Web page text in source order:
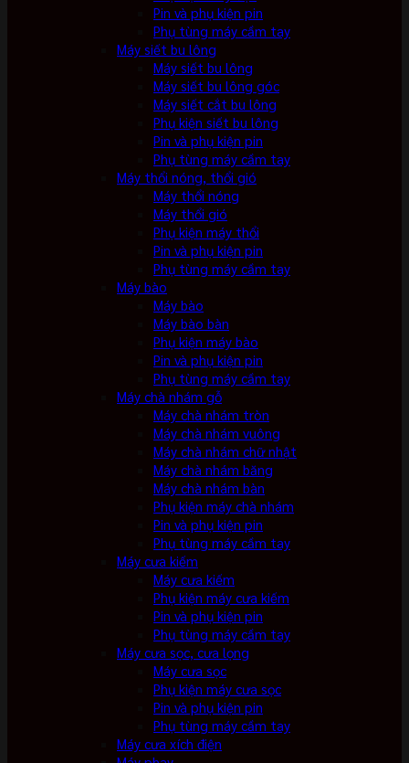
Pin và phụ kiện pin
Phụ tùng máy cầm tay
Máy siết bu lông
Máy siết bu lông
Máy siết bu lông góc
Máy siết cắt bu lông
Phụ kiện siết bu lông
Pin và phụ kiện pin
Phụ tùng máy cầm tay
Máy thổi nóng, thổi gió
Máy thổi nóng
Máy thổi gió
Phụ kiện máy thổi
Pin và phụ kiện pin
Phụ tùng máy cầm tay
Máy bào
Máy bào
Máy bào bàn
Phụ kiện máy bào
Pin và phụ kiện pin
Phụ tùng máy cầm tay
Máy chà nhám gỗ
Máy chà nhám tròn
Máy chà nhám vuông
Máy chà nhám chữ nhật
Máy chà nhám băng
Máy chà nhám bàn
Phụ kiện máy chà nhám
Pin và phụ kiện pin
Phụ tùng máy cầm tay
Máy cưa kiếm
Máy cưa kiếm
Phụ kiện máy cưa kiếm
Pin và phụ kiện pin
Phụ tùng máy cầm tay
Máy cưa sọc, cưa lọng
Máy cưa sọc
Phụ kiện máy cưa sọc
Pin và phụ kiện pin
Phụ tùng máy cầm tay
Máy cưa xích điện